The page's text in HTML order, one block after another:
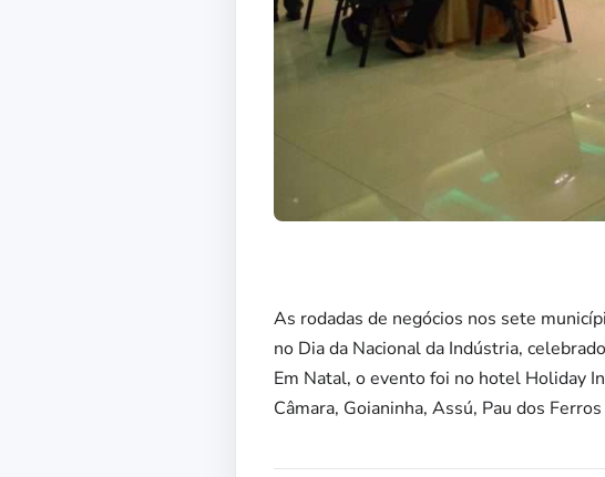
As rodadas de negócios nos sete
no Dia da Nacional da Indústria,
Em Natal, o evento foi no hotel Holiday
Câmara, Goianinha, Assú, Pau dos